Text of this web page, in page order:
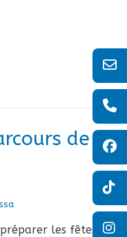
de
les fêtes :